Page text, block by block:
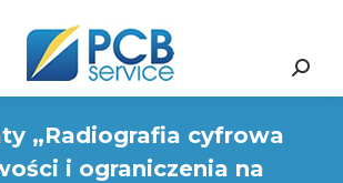
Search:
„Radiografia cyfrowa
i ograniczenia na